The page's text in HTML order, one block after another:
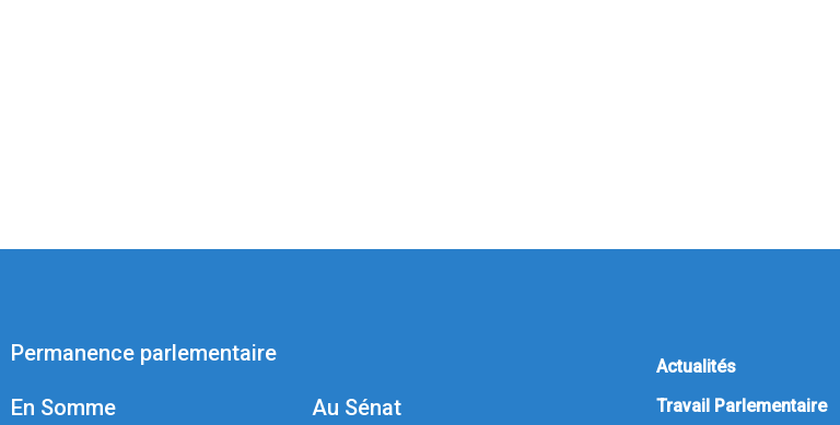
Permanence parlementaire
En Somme Au Sénat
Actualités
Travail Parlementaire